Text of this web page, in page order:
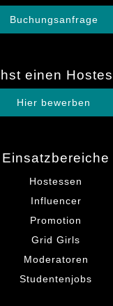
Buchungsanfrage
einen
Hier bewerben
Einsatzbereiche
Hostessen
Influencer
Promotion
Grid Girls
Moderatoren
Studentenjobs